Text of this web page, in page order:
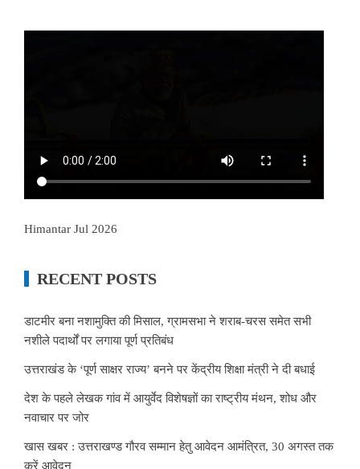
Himantar Jul 2026
RECENT POSTS
डाटमीर बना नशामुक्ति की मिसाल, ग्रामसभा ने शराब-चरस समेत सभी
नशीले पदार्थों पर लगाया पूर्ण प्रतिबंध
उत्तराखंड के ‘पूर्ण साक्षर राज्य’ बनने पर केंद्रीय शिक्षा मंत्री ने दी बधाई
देश के पहले लेखक गांव में आयुर्वेद विशेषज्ञों का राष्ट्रीय मंथन, शोध और
नवाचार पर जोर
खास खबर : उत्तराखण्ड गौरव सम्मान हेतु आवेदन आमंत्रित, 30 अगस्त तक
करें आवेदन